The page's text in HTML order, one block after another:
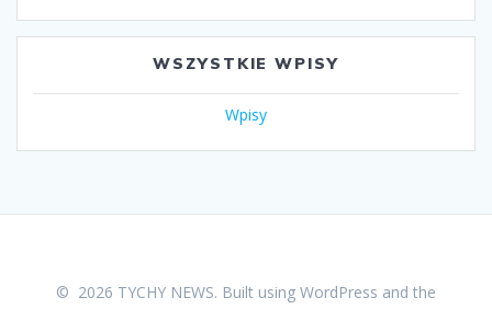
WSZYSTKIE WPISY
Wpisy
© 2026 TYCHY NEWS. Built using WordPress and the